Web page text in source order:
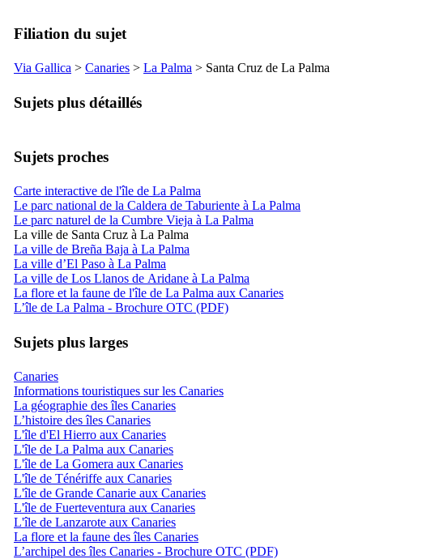
Filiation du sujet
Via Gallica > Canaries > La Palma > Santa Cruz de La Palma
Sujets plus détaillés
Sujets proches
Carte interactive de l'île de La Palma
Le parc national de la Caldera de Taburiente à La Palma
Le parc naturel de la Cumbre Vieja à La Palma
La ville de Santa Cruz à La Palma
La ville de Breña Baja à La Palma
La ville d’El Paso à La Palma
La ville de Los Llanos de Aridane à La Palma
La flore et la faune de l'île de La Palma aux Canaries
L’île de La Palma - Brochure OTC (PDF)
Sujets plus larges
Canaries
Informations touristiques sur les Canaries
La géographie des îles Canaries
L’histoire des îles Canaries
L'île d'El Hierro aux Canaries
L'île de La Palma aux Canaries
L'île de La Gomera aux Canaries
L'île de Ténériffe aux Canaries
L'île de Grande Canarie aux Canaries
L'île de Fuerteventura aux Canaries
L'île de Lanzarote aux Canaries
La flore et la faune des îles Canaries
L’archipel des îles Canaries - Brochure OTC (PDF)